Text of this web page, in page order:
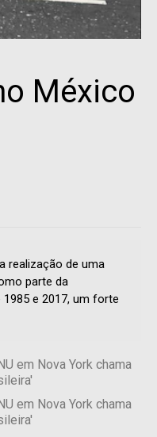
México
realização de uma
parte da
e 2017, um forte
em Nova York chama
em Nova York chama